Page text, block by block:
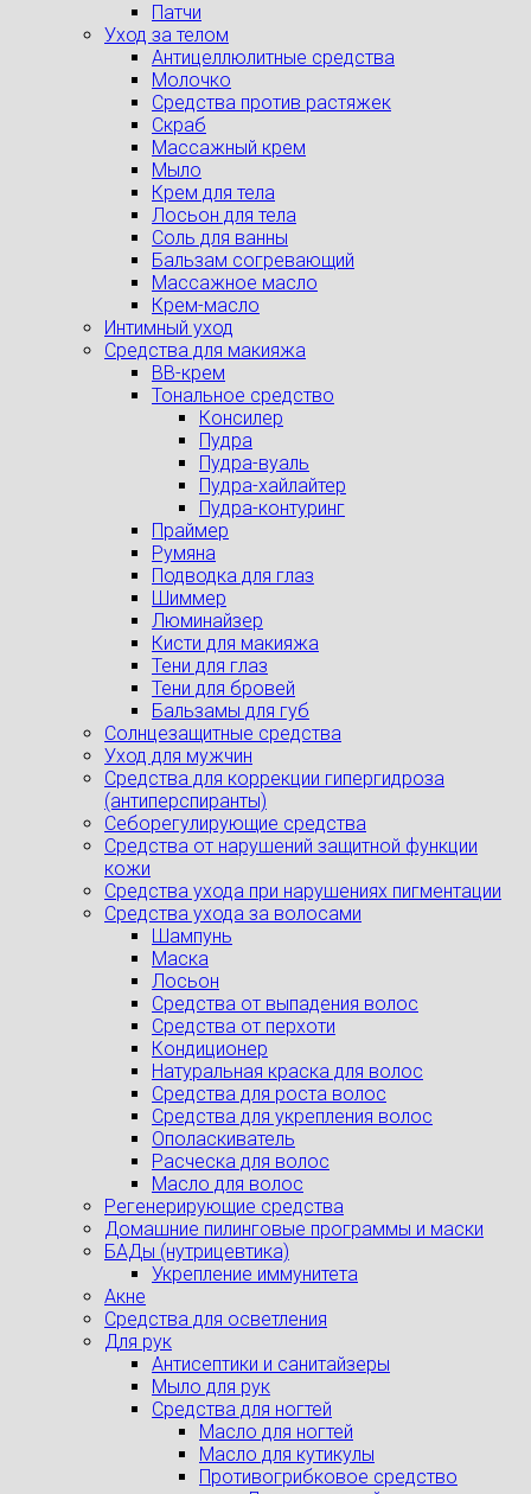
Патчи
Уход за телом
Антицеллюлитные средства
Молочко
Средства против растяжек
Скраб
Массажный крем
Мыло
Крем для тела
Лосьон для тела
Соль для ванны
Бальзам согревающий
Массажное масло
Крем-масло
Интимный уход
Средства для макияжа
BB-крем
Тональное средство
Консилер
Пудра
Пудра-вуаль
Пудра-хайлайтер
Пудра-контуринг
Праймер
Румяна
Подводка для глаз
Шиммер
Люминайзер
Кисти для макияжа
Тени для глаз
Тени для бровей
Бальзамы для губ
Солнцезащитные средства
Уход для мужчин
Средства для коррекции гипергидроза
(антиперспиранты)
Себорегулирующие средства
Средства от нарушений защитной функции
кожи
Средства ухода при нарушениях пигментации
Средства ухода за волосами
Шампунь
Маска
Лосьон
Средства от выпадения волос
Средства от перхоти
Кондиционер
Натуральная краска для волос
Средства для роста волос
Средства для укрепления волос
Ополаскиватель
Расческа для волос
Масло для волос
Регенерирующие средства
Домашние пилинговые программы и маски
БАДы (нутрицевтика)
Укрепление иммунитета
Акне
Средства для осветления
Для рук
Антисептики и санитайзеры
Мыло для рук
Средства для ногтей
Масло для ногтей
Масло для кутикулы
Противогрибковое средство